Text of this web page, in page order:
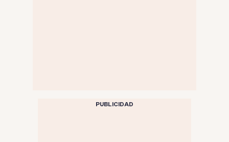
PUBLICIDAD